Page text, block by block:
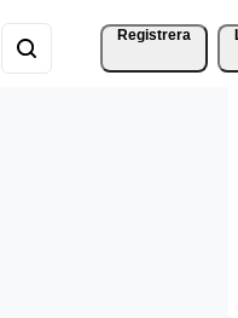
Registrera